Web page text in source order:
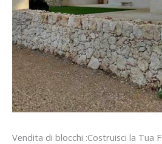
Vendita di blocchi :Costruisci la Tua